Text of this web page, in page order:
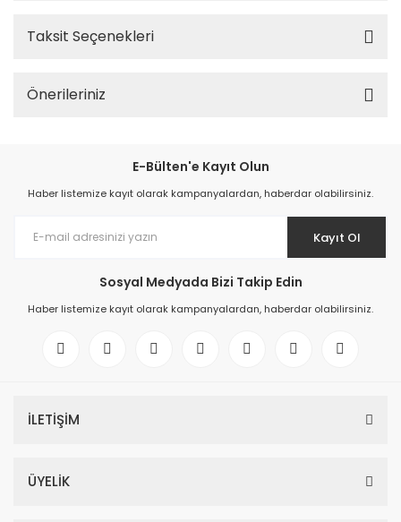
Taksit Seçenekleri
Önerileriniz
E-Bülten'e Kayıt Olun
Haber listemize kayıt olarak kampanyalardan, haberdar olabilirsiniz.
Kayıt Ol
Sosyal Medyada Bizi Takip Edin
Haber listemize kayıt olarak kampanyalardan, haberdar olabilirsiniz.
İLETİŞİM
ÜYELİK